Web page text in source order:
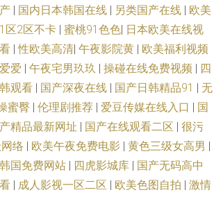
源 91夫妻交换视频 国产丝袜91 亚洲色情欧美另类 超
91社区论坛电影 日韩美女网91 91唐先生探花视频
免费网址 亚洲色图9p 国产91在线视频红杏 一区二
色逼导航视频 91原创国产精品 男人黄色网 91爆操
日韩视频 户外露出在线免费观看 91V一区二区 91熟
| 国内日本韩国在线 | 另类国产在线 | 欧美
区2区不卡 | 蜜桃91色色| 日本欧美在线视
|性欧美高清| 午夜影院黄 | 欧美福利视频
爱 | 午夜宅男玖玖 | 操碰在线免费视频 | 四
观看 | 国产深夜在线 | 国产日韩精品91 | 无
蜜臀 | 伦理剧推荐 | 爱豆传媒在线入口 | 国
精品最新网址 | 国产在线观看二区 | 很污
络 | 欧美午夜免费电影 | 黄色三级女高男 |
国免费网站 | 四虎影城库 | 国产无码高中
| 成人影视一区二区 | 欧美色图自拍 | 激情